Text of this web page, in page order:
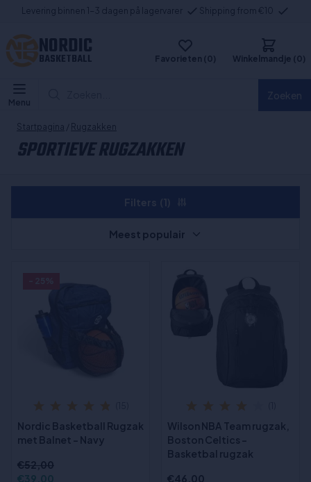
Levering binnen 1-3 dagen på lagervarer Shipping from €10
NORDIC
BASKETBALL Favorieten (0) Winkelmandje (0)
Menu
Startpagina / Rugzakken
SPORTIEVE RUGZAKKEN
Nordic Basketball Rugzak
met Balnet - Navy
€52,00
€39,00
Wilson NBA Team rugzak,
Boston Celtics -
Basketbal rugzak
€46,00
Meest populair